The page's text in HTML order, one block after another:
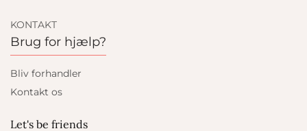
KONTAKT
Brug for hjælp?
Bliv forhandler
Kontakt os
Let's be friends